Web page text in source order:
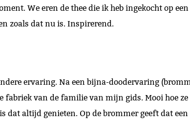
We eren de thee die ik heb ingekocht op
zoals dat nu is. Inspirerend.
ervaring. Na een bijna-doodervaring
fabriek van de familie van mijn gids. Mooi hoe
dat altijd genieten. Op de brommer geeft dat